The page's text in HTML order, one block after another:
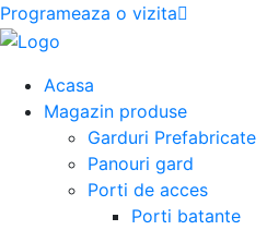
Programeaza o vizita
Acasa
Magazin produse
Garduri Prefabricate
Panouri gard
Porti de acces
Porti batante